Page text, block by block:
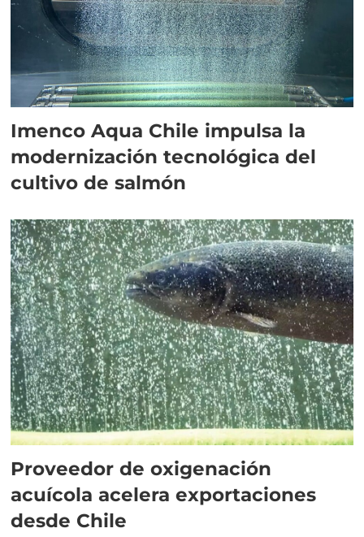
Imenco Aqua Chile impulsa la
modernización tecnológica del
cultivo de salmón
Proveedor de oxigenación
acuícola acelera exportaciones
desde Chile